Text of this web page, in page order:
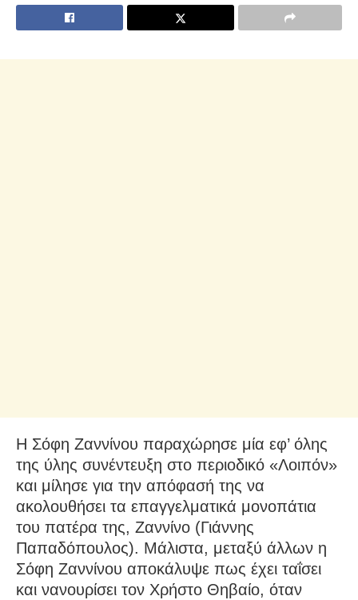
Η Σόφη Ζαννίνου παραχώρησε μία εφ’ όλης
της ύλης συνέντευξη στο περιοδικό «Λοιπόν»
και μίλησε για την απόφασή της να
ακολουθήσει τα επαγγελματικά μονοπάτια
του πατέρα της, Ζαννίνο (Γιάννης
Παπαδόπουλος). Μάλιστα, μεταξύ άλλων η
Σόφη Ζαννίνου αποκάλυψε πως έχει ταΐσει
και νανουρίσει τον Χρήστο Θηβαίο, όταν